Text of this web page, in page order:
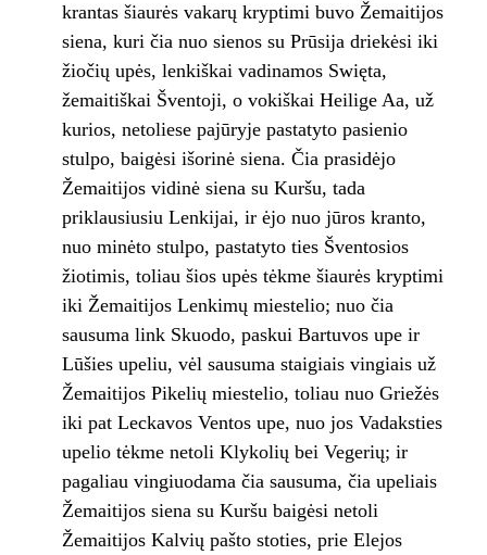
krantas šiaurės vakarų kryptimi buvo Žemaitijos
siena, kuri čia nuo sienos su Prūsija driekėsi iki
žiočių upės, lenkiškai vadinamos Swięta,
žemaitiškai Šventoji, o vokiškai Heilige Aa, už
kurios, netoliese pajūryje pastatyto pasienio
stulpo, baigėsi išorinė siena. Čia prasidėjo
Žemaitijos vidinė siena su Kuršu, tada
priklausiusiu Lenkijai, ir ėjo nuo jūros kranto,
nuo minėto stulpo, pastatyto ties Šventosios
žiotimis, toliau šios upės tėkme šiaurės kryptimi
iki Žemaitijos Lenkimų miestelio; nuo čia
sausuma link Skuodo, paskui Bartuvos upe ir
Lūšies upeliu, vėl sausuma staigiais vingiais už
Žemaitijos Pikelių miestelio, toliau nuo Griežės
iki pat Leckavos Ventos upe, nuo jos Vadaksties
upelio tėkme netoli Klykolių bei Vegerių; ir
pagaliau vingiuodama čia sausuma, čia upeliais
Žemaitijos siena su Kuršu baigėsi netoli
Žemaitijos Kalvių pašto stoties, prie Elejos